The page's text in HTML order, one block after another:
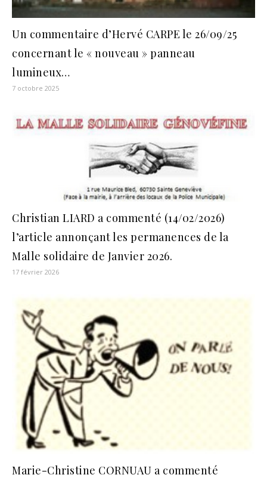
Un commentaire d’Hervé CARPE le 26/09/25
concernant le « nouveau » panneau
lumineux…
7 octobre 2025
Christian LIARD a commenté (14/02/2026)
l’article annonçant les permanences de la
Malle solidaire de Janvier 2026.
17 février 2026
Marie-Christine CORNUAU a commenté